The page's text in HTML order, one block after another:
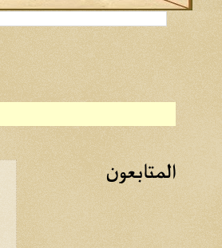
المتابعون